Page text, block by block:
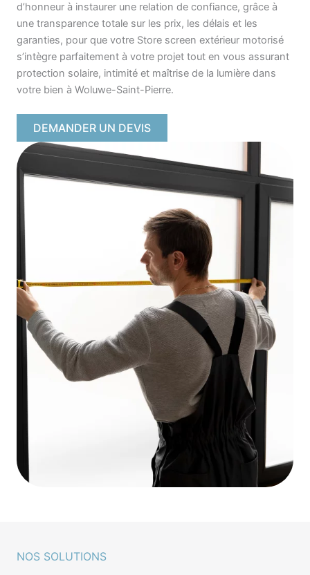
d’honneur à instaurer une relation de confiance, grâce à
une transparence totale sur les prix, les délais et les
garanties, pour que votre Store screen extérieur motorisé
s’intègre parfaitement à votre projet tout en vous assurant
protection solaire, intimité et maîtrise de la lumière dans
votre bien à Woluwe-Saint-Pierre.
DEMANDER UN DEVIS
NOS SOLUTIONS